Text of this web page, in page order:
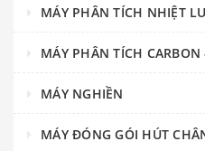
MÁY PHÂN TÍCH NHIỆT
MÁY PHÂN TÍCH
MÁY NGHIỀN
MÁY ĐÓNG GÓI HÚT